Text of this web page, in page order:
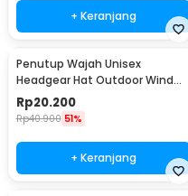
+ Keranjang
Penutup Wajah Unisex
Headgear Hat Outdoor Wind
Mask Balaclava - P01
Rp20.200
Rp40.900 51%
+ Keranjang